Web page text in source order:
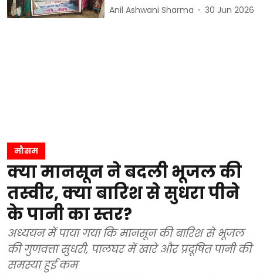
Anil Ashwani Sharma 30 Jun 2026
मौसम
क्या मानसून ने बदली भूजल की
तस्वीर, क्या बारिश से सुधरा पीने
के पानी का स्तर?
अध्ययन में पाया गया कि मानसून की बारिश से भूजल
की गुणवत्ता सुधरी, पालघर में खारे और प्रदूषित पानी की
समस्या हुई कम